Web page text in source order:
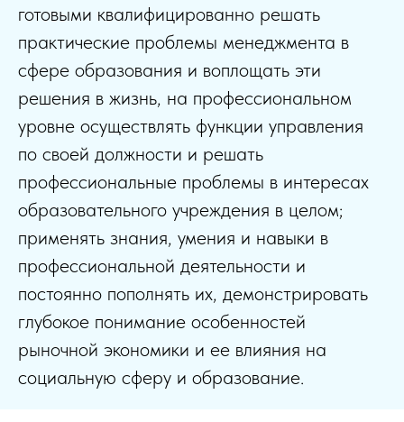
готовыми квалифицированно решать
практические проблемы менеджмента в
сфере образования и воплощать эти
решения в жизнь, на профессиональном
уровне осуществлять функции управления
по своей должности и решать
профессиональные проблемы в интересах
образовательного учреждения в целом;
применять знания, умения и навыки в
профессиональной деятельности и
постоянно пополнять их, демонстрировать
глубокое понимание особенностей
рыночной экономики и ее влияния на
социальную сферу и образование.